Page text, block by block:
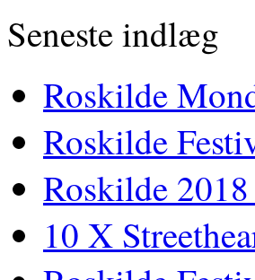
Seneste indlæg
Roskilde
Roskilde
Roskilde
10 X